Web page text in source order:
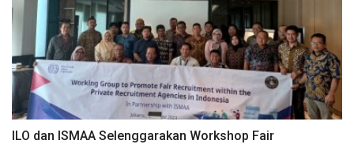
ILO dan ISMAA Selenggarakan Workshop Fair